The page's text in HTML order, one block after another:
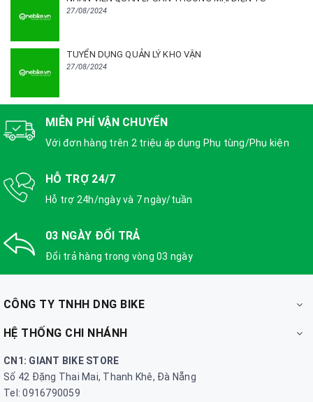
27/08/2024
TUYỂN DỤNG QUẢN LÝ KHO VẬN
27/08/2024
MIỄN PHÍ VẬN CHUYỂN
Với đơn hàng trên 2 triệu áp dụng Phụ tùng/Phụ kiện
HỖ TRỢ 24/7
Hỗ trợ 24h/ngày và 7 ngày/tuần
03 NGÀY ĐỔI TRẢ
Đổi trả hàng trong vòng 03 ngày
CÔNG TY TNHH DNG BIKE
HỆ THỐNG CHI NHÁNH
CN1: GIANT BIKE STORE
Số 42 Đặng Thai Mai, Thanh Khê, Đà Nẵng
Tel: 0916790059